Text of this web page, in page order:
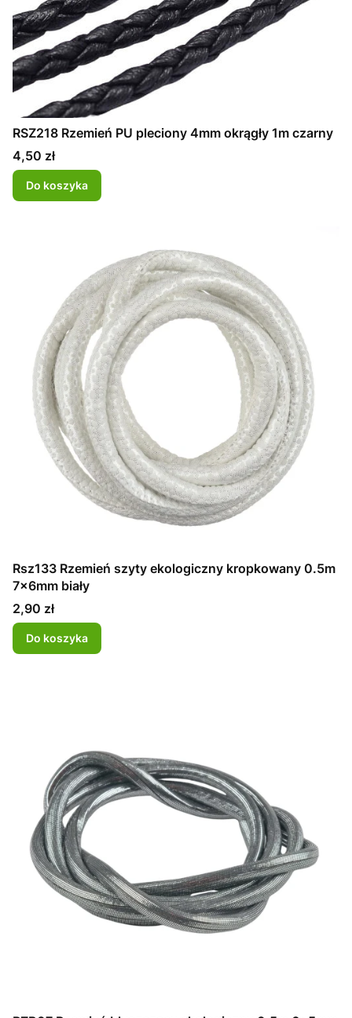
RSZ218 Rzemień PU pleciony 4mm okrągły 1m czarny
Cena
4,50 zł
Do koszyka
Rsz133 Rzemień szyty ekologiczny kropkowany 0.5m
7x6mm biały
Cena
2,90 zł
Do koszyka